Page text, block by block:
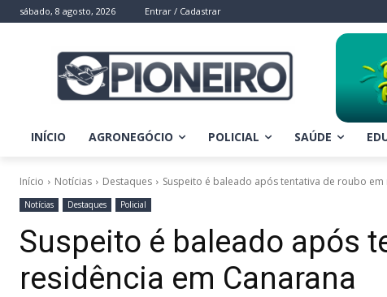
sábado, 8 agosto, 2026 Entrar / Cadastrar
INÍCIO AGRONEGÓCIO POLICIAL SAÚDE
Início Notícias Destaques Suspeito é baleado após tentativa de roubo em
Notícias Destaques Policial
Suspeito é baleado após
residência em Canarana